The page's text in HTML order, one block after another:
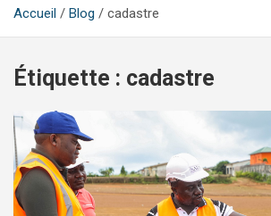
Accueil Blog cadastre
Étiquette : cadastre